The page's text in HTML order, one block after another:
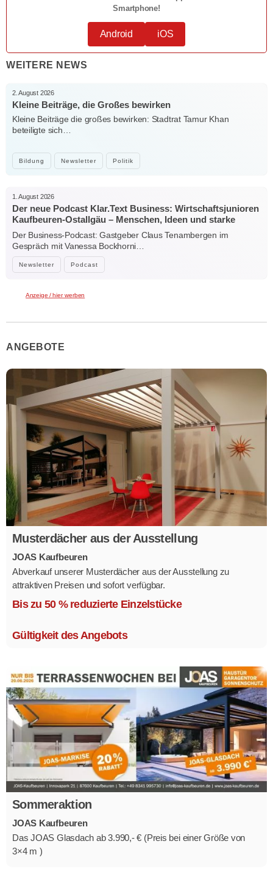
Smartphone!
Android iOS
WEITERE NEWS
Bildung Newsletter Politik
2. August 2026
Kleine Beiträge, die Großes bewirken
Kleine Beiträge die großes bewirken: Stadtrat Tamur Khan
beteiligte sich…
Newsletter Podcast
1. August 2026
Der neue Podcast Klar.Text Business: Wirtschaftsjunioren
Kaufbeuren-Ostallgäu – Menschen, Ideen und starke
Verbindungen
Der Business-Podcast: Gastgeber Claus Tenambergen im
Gespräch mit Vanessa Bockhorni…
Anzeige / hier werben
ANGEBOTE
Musterdächer aus der Ausstellung
JOAS Kaufbeuren
Abverkauf unserer Musterdächer aus der Ausstellung zu
attraktiven Preisen und sofort verfügbar.
Mehrere Modelle in verschiedenen Ausführungen.
Bis zu 50 % reduzierte Einzelstücke
Gültigkeit des Angebots
Sommeraktion
JOAS Kaufbeuren
Das JOAS Glasdach ab 3.990,- € (Preis bei einer Größe von
3×4 m )